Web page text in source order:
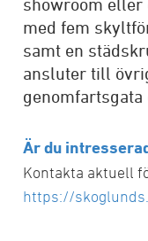
med fem
samt en
ansluter till
Är du
Kontakta aktuell
https://